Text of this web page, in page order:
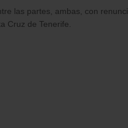
las partes, ambas, con
Cruz de Tenerife.